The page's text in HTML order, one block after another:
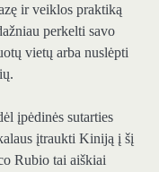
ir veiklos praktiką
perkelti savo
vietų arba nuslėpti
įpėdinės sutarties
įtraukti Kiniją į šį
Rubio tai aiškiai